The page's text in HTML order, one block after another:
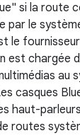
si la route
par le
le
est chargée
au
casques
haut-
routes